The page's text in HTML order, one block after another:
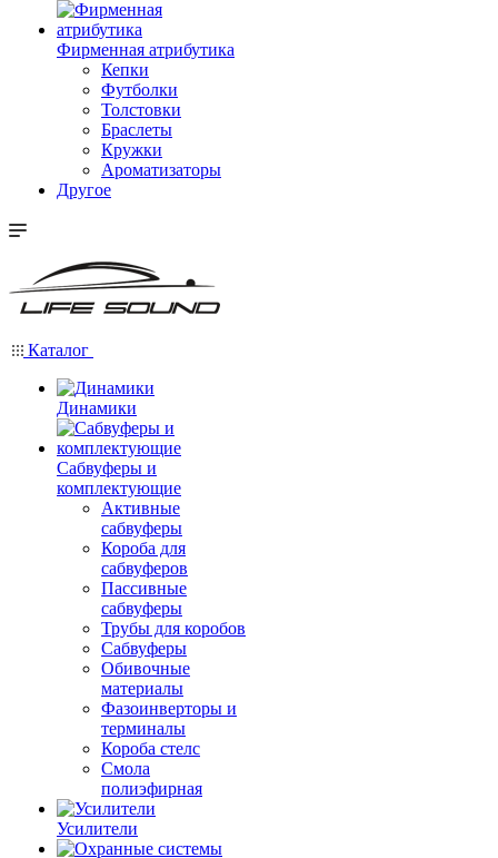
Фирменная атрибутика
Кепки
Футболки
Толстовки
Браслеты
Кружки
Ароматизаторы
Другое
Каталог
Динамики
Сабвуферы и
комплектующие
Активные
сабвуферы
Короба для
сабвуферов
Пассивные
сабвуферы
Трубы для коробов
Сабвуферы
Обивочные
материалы
Фазоинверторы и
терминалы
Короба стелс
Смола
полиэфирная
Усилители